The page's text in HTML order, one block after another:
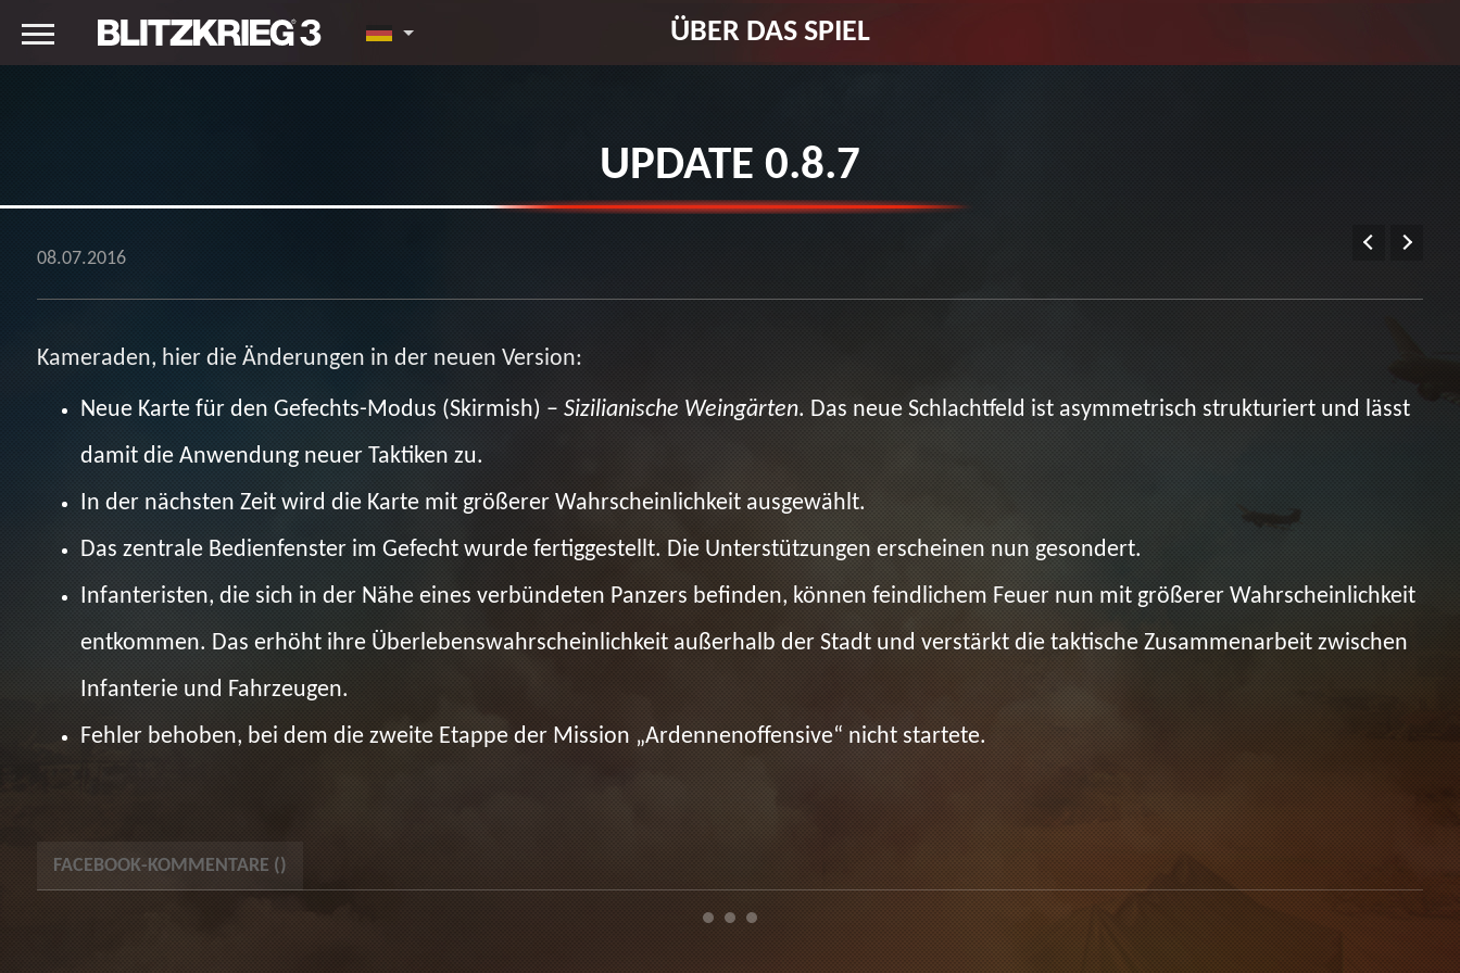
ÜBER DAS SPIEL
UPDATE 0.8.7
08.07.2016
Kameraden, hier die Änderungen in der neuen Version:
Neue Karte für den Gefechts-Modus (Skirmish) – Sizilianische Weingärten. Das neue Schlachtfeld ist asymmetrisch strukturiert und lässt
damit die Anwendung neuer Taktiken zu.
In der nächsten Zeit wird die Karte mit größerer Wahrscheinlichkeit ausgewählt.
Das zentrale Bedienfenster im Gefecht wurde fertiggestellt. Die Unterstützungen erscheinen nun gesondert.
Infanteristen, die sich in der Nähe eines verbündeten Panzers befinden, können feindlichem Feuer nun mit größerer Wahrscheinlichkeit
entkommen. Das erhöht ihre Überlebenswahrscheinlichkeit außerhalb der Stadt und verstärkt die taktische Zusammenarbeit zwischen
Infanterie und Fahrzeugen.
Fehler behoben, bei dem die zweite Etappe der Mission „Ardennenoffensive“ nicht startete.
FACEBOOK-KOMMENTARE ()